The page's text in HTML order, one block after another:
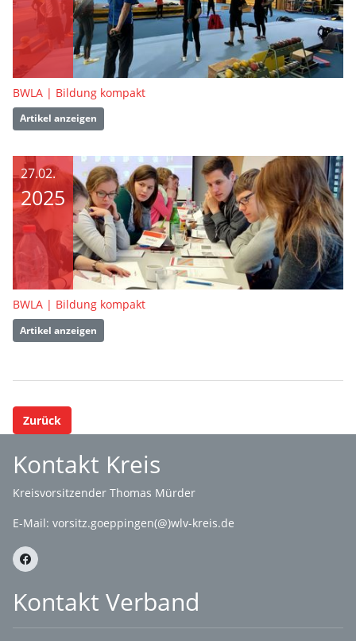
BWLA | Bildung kompakt
Artikel anzeigen
27.02.
2025
BWLA | Bildung kompakt
Artikel anzeigen
Zurück
Kontakt Kreis
Kreisvorsitzender Thomas Mürder
E-Mail: vorsitz.goeppingen(@)wlv-kreis.de
Kontakt Verband